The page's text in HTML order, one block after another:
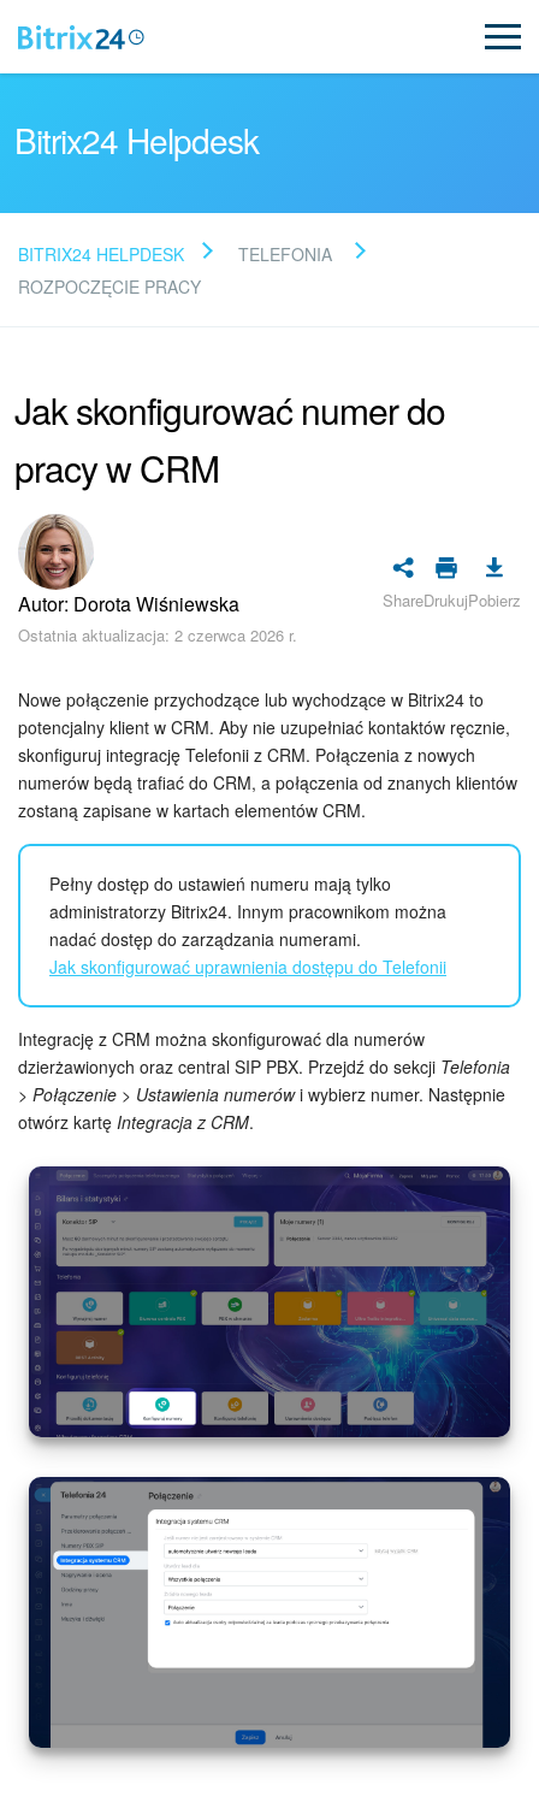
Przeczytaj FAQ
Aktualizacje artykułów
Aktualności
Bezpieczeństwo w Bitrix24
Rejestracja i autoryzacja
Zadania i projekty
CRM
Dysk
Kalendarz
Komunikator Bitrix24
Grupy robocze
Bitrix24 Market
Strony internetowe
Firma
Automatyzacja
Marketing
Zarządzanie asortymentem produktów
Ustawienia
Subskrypcja
Aplikacja desktopowa
Widżet pracownika
Centrum Kontaktowe
Bitrix24 Helpdesk
BITRIX24 HELPDESK
TELEFONIA
ROZPOCZĘCIE PRACY
Jak skonfigurować numer do
pracy w CRM
Autor: Dorota Wiśniewska
Ostatnia aktualizacja: 2 czerwca 2026 r.
ShareDrukujPobierz
Nowe połączenie przychodzące lub wychodzące w Bitrix24 to
potencjalny klient w CRM. Aby nie uzupełniać kontaktów ręcznie,
skonfiguruj integrację Telefonii z CRM. Połączenia z nowych
numerów będą trafiać do CRM, a połączenia od znanych klientów
zostaną zapisane w kartach elementów CRM.
Pełny dostęp do ustawień numeru mają tylko
administratorzy Bitrix24. Innym pracownikom można
nadać dostęp do zarządzania numerami.
Jak skonfigurować uprawnienia dostępu do Telefonii
Integrację z CRM można skonfigurować dla numerów
dzierżawionych oraz central SIP PBX. Przejdź do sekcji Telefonia
> Połączenie > Ustawienia numerówi wybierz numer. Następnie
otwórz kartę Integracja z CRM.